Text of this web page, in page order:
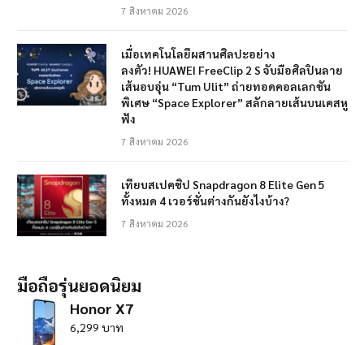
7 สิงหาคม 2026
เมื่อเทคโนโลยีผสานศิลปะอย่าง
ลงตัว! HUAWEI FreeClip 2 S จับมือศิลปินลาย
เส้นอบอุ่น “Tum Ulit” ถ่ายทอดคอลเลกชัน
พิเศษ “Space Explorer” สลักลายเส้นบนเคสหู
ฟัง
7 สิงหาคม 2026
เทียบสเปคชิป Snapdragon 8 Elite Gen 5
ทั้งหมด 4 เวอร์ชั่นต่างกันยังไงบ้าง?
7 สิงหาคม 2026
มือถือรุ่นยอดนิยม
Honor X7
6,299 บาท